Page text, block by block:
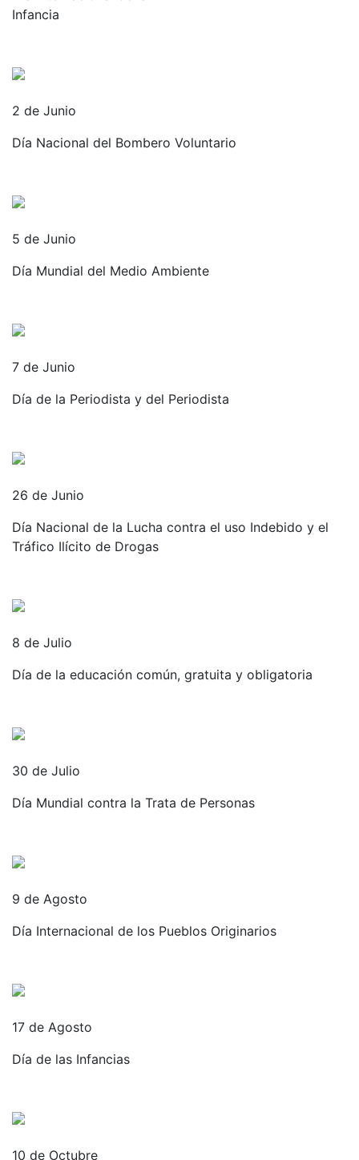
Infancia
2 de Junio
Día Nacional del Bombero Voluntario
5 de Junio
Día Mundial del Medio Ambiente
7 de Junio
Día de la Periodista y del Periodista
26 de Junio
Día Nacional de la Lucha contra el uso Indebido y el
Tráfico Ilícito de Drogas
8 de Julio
Día de la educación común, gratuita y obligatoria
30 de Julio
Día Mundial contra la Trata de Personas
9 de Agosto
Día Internacional de los Pueblos Originarios
17 de Agosto
Día de las Infancias
10 de Octubre